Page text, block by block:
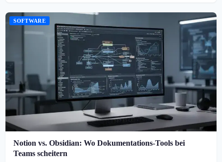
SOFTWARE
Notion vs. Obsidian: Wo Dokumentations-Tools bei
Teams scheitern